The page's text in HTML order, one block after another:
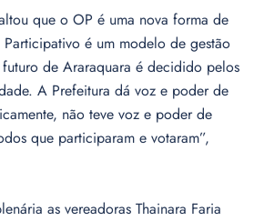
que o OP é uma nova forma de
é um modelo de gestão
de Araraquara é decidido pelos
A Prefeitura dá voz e poder de
não teve voz e poder de
que participaram e votaram”,
as vereadoras Thainara Faria